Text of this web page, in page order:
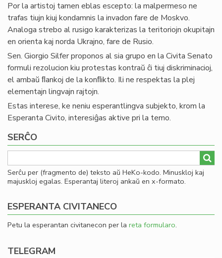
Por la artistoj tamen eblas escepto: la malpermeso ne
trafas tiujn kiuj kondamnis la invadon fare de Moskvo.
Analoga strebo al rusigo karakterizas la teritoriojn okupitajn
en orienta kaj norda Ukrajno, fare de Rusio.
Sen. Giorgio Silfer proponos al sia grupo en la Civita Senato
formuli rezolucion kiu protestas kontraŭ ĉi tiuj diskriminacioj,
el ambaŭ ﬂankoj de la konﬂikto. Ili ne respektas la plej
elementajn lingvajn rajtojn.
Estas interese, ke neniu esperantlingva subjekto, krom la
Esperanta Civito, interesiĝas aktive pri la temo.
SERĈO
Serĉu per (fragmento de) teksto aŭ HeKo-kodo. Minuskloj kaj
majuskloj egalas. Esperantaj literoj ankaŭ en x-formato.
ESPERANTA CIVITANECO
Petu la esperantan civitanecon per la reta formularo.
TELEGRAM